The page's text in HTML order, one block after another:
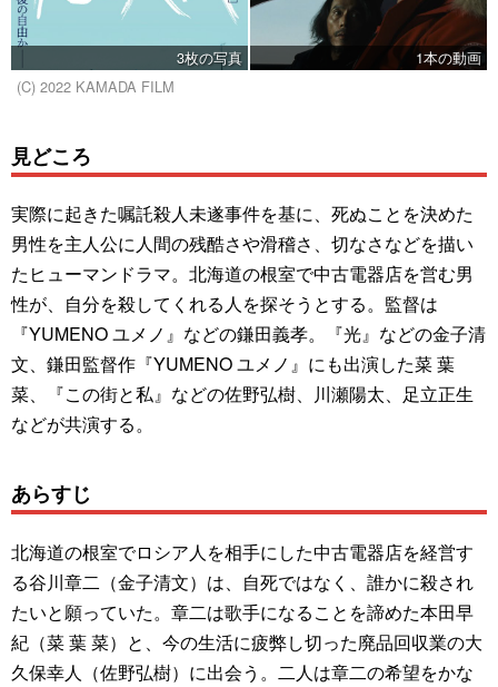
3枚の写真
1本の動画
(C) 2022 KAMADA FILM
見どころ
実際に起きた嘱託殺人未遂事件を基に、死ぬことを決めた
男性を主人公に人間の残酷さや滑稽さ、切なさなどを描い
たヒューマンドラマ。北海道の根室で中古電器店を営む男
性が、自分を殺してくれる人を探そうとする。監督は
『YUMENO ユメノ』などの鎌田義孝。『光』などの金子清
文、鎌田監督作『YUMENO ユメノ』にも出演した菜 葉
菜、『この街と私』などの佐野弘樹、川瀬陽太、足立正生
などが共演する。
あらすじ
北海道の根室でロシア人を相手にした中古電器店を経営す
る谷川章二（金子清文）は、自死ではなく、誰かに殺され
たいと願っていた。章二は歌手になることを諦めた本田早
紀（菜 葉 菜）と、今の生活に疲弊し切った廃品回収業の大
久保幸人（佐野弘樹）に出会う。二人は章二の希望をかな